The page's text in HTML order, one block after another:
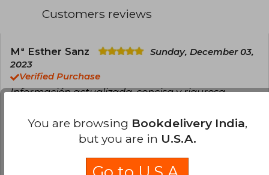
Customers reviews
Mª Esther Sanz
Sunday, December 03,
2023
Verified Purchase
Información actualizada, concisa y rigurosa
This review is useful 0 It is not useful
You are browsing Bookdelivery India,
but you are in U.S.A.